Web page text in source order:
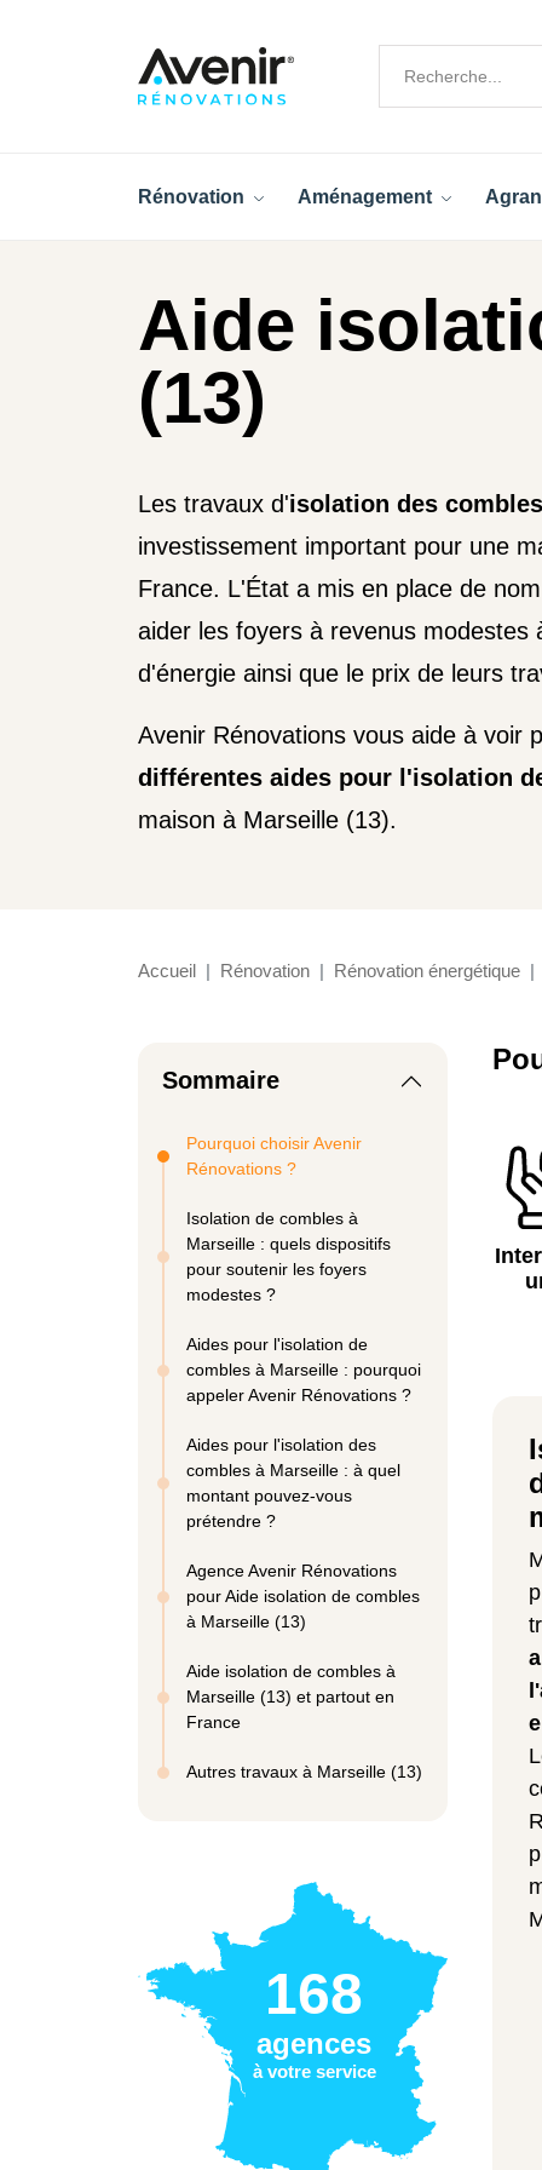
Rénovation Aménagement
Aide
(13)
Les travaux d'isolation des
investissement important pour une
France. L'État a mis en place de
aider les foyers à revenus modestes
d'énergie ainsi que le prix de leurs
Avenir Rénovations vous aide à voir
différentes aides pour l'isolation
maison à Marseille (13).
Accueil Rénovation Rénovation énergétique
Sommaire
Pourquoi choisir Avenir
Rénovations ?
Isolation de combles à
Marseille : quels dispositifs
pour soutenir les foyers
modestes ?
Aides pour l'isolation de
combles à Marseille : pourquoi
appeler Avenir Rénovations ?
Aides pour l'isolation des
combles à Marseille : à quel
montant pouvez-vous
prétendre ?
Agence Avenir Rénovations
pour Aide isolation de combles
à Marseille (13)
Aide isolation de combles à
Marseille (13) et partout en
France
Autres travaux à Marseille (13)
168
agences
à votre service